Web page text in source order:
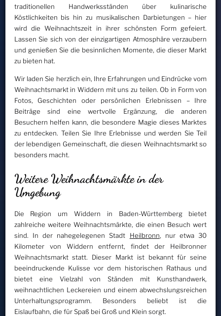
traditionellen Handwerksständen über kulinarische
Köstlichkeiten bis hin zu musikalischen Darbietungen – hier
wird die Weihnachtszeit in ihrer schönsten Form gefeiert.
Lassen Sie sich von der einzigartigen Atmosphäre verzaubern
und genießen Sie die besinnlichen Momente, die dieser Markt
zu bieten hat.
Wir laden Sie herzlich ein, Ihre Erfahrungen und Eindrücke vom
Weihnachtsmarkt in Widdern mit uns zu teilen. Ob in Form von
Fotos, Geschichten oder persönlichen Erlebnissen – Ihre
Beiträge sind eine wertvolle Ergänzung, die anderen
Besuchern helfen kann, die besondere Magie dieses Marktes
zu entdecken. Teilen Sie Ihre Erlebnisse und werden Sie Teil
der lebendigen Gemeinschaft, die diesen Weihnachtsmarkt so
besonders macht.
Weitere Weihnachtsmärkte in der
Umgebung
Die Region um Widdern in Baden-Württemberg bietet
zahlreiche weitere Weihnachtsmärkte, die einen Besuch wert
sind. In der nahegelegenen Stadt Heilbronn, nur etwa 30
Kilometer von Widdern entfernt, findet der Heilbronner
Weihnachtsmarkt statt. Dieser Markt ist bekannt für seine
beeindruckende Kulisse vor dem historischen Rathaus und
bietet eine Vielzahl von Ständen mit Kunsthandwerk,
weihnachtlichen Leckereien und einem abwechslungsreichen
Unterhaltungsprogramm. Besonders beliebt ist die
Eislaufbahn, die für Spaß bei Groß und Klein sorgt.